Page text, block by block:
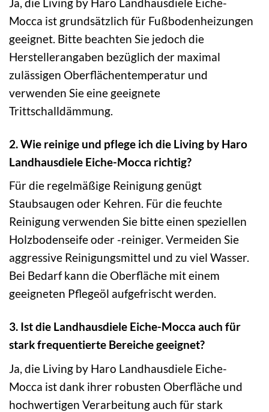
Mocca ist grundsätzlich für Fußbodenheizungen
geeignet. Bitte beachten Sie jedoch die
Herstellerangaben bezüglich der maximal
zulässigen Oberflächentemperatur und
verwenden Sie eine geeignete
Trittschalldämmung.
2. Wie reinige und pflege ich die Living by Haro
Landhausdiele Eiche-Mocca richtig?
Für die regelmäßige Reinigung genügt
Staubsaugen oder Kehren. Für die feuchte
Reinigung verwenden Sie bitte einen speziellen
Holzbodenseife oder -reiniger. Vermeiden Sie
aggressive Reinigungsmittel und zu viel Wasser.
Bei Bedarf kann die Oberfläche mit einem
geeigneten Pflegeöl aufgefrischt werden.
3. Ist die Landhausdiele Eiche-Mocca auch für
stark frequentierte Bereiche geeignet?
Ja, die Living by Haro Landhausdiele Eiche-
Mocca ist dank ihrer robusten Oberfläche und
hochwertigen Verarbeitung auch für stark